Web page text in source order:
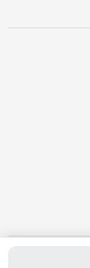
самокатов,